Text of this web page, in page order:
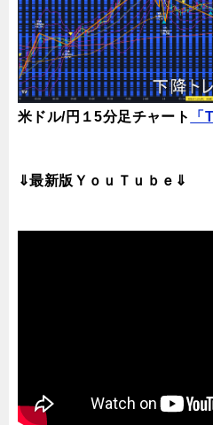
米ドル/円１5分足チャート
⇓最新版ＹｏｕＴｕｂｅ⇓